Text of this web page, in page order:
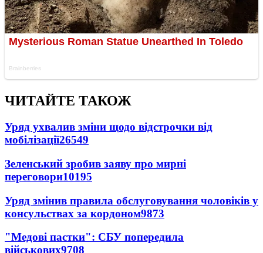
ЧИТАЙТЕ ТАКОЖ
Уряд ухвалив зміни щодо відстрочки від
мобілізації26549
Зеленський зробив заяву про мирні
переговори10195
Уряд змінив правила обслуговування чоловіків у
консульствах за кордоном9873
"Медові пастки": СБУ попередила
військових9708